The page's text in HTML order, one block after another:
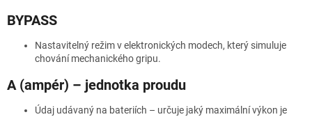
BYPASS
Nastavitelný režim v elektronických modech, který simuluje
chování mechanického gripu.
A (ampér) – jednotka proudu
Údaj udávaný na bateriích – určuje jaký maximální výkon je